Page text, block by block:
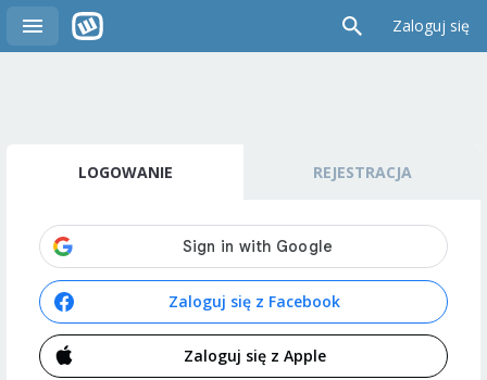
Zaloguj się
LOGOWANIE REJESTRACJA
Zaloguj się z Facebook
Zaloguj się z Apple